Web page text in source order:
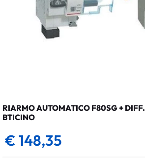
RIARMO AUTOMATICO F80SG +
BTICINO
€ 148,35